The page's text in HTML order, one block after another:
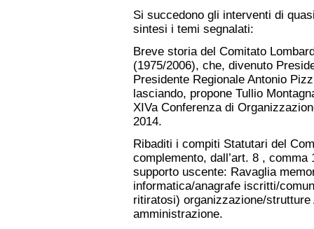
Si succedono gli interventi di
sintesi i temi segnalati:
Breve storia del Comitato
(1975/2006), che, divenuto
Presidente Regionale Antonio
lasciando, propone Tullio
XIVa Conferenza di
2014.
Ribaditi i compiti Statutari del
complemento, dall’art. 8 ,
supporto uscente: Ravaglia
informatica/anagrafe iscritti/
ritiratosi) organizzazione/
amministrazione.